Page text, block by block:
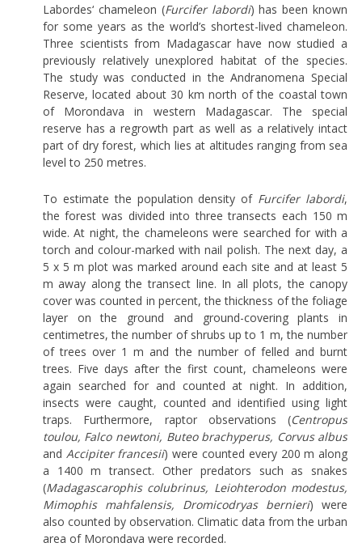
Labordes‘ chameleon (Furcifer labordi) has been known
for some years as the world’s shortest-lived chameleon.
Three scientists from Madagascar have now studied a
previously relatively unexplored habitat of the species.
The study was conducted in the Andranomena Special
Reserve, located about 30 km north of the coastal town
of Morondava in western Madagascar. The special
reserve has a regrowth part as well as a relatively intact
part of dry forest, which lies at altitudes ranging from sea
level to 250 metres.
To estimate the population density of Furcifer labordi,
the forest was divided into three transects each 150 m
wide. At night, the chameleons were searched for with a
torch and colour-marked with nail polish. The next day, a
5 x 5 m plot was marked around each site and at least 5
m away along the transect line. In all plots, the canopy
cover was counted in percent, the thickness of the foliage
layer on the ground and ground-covering plants in
centimetres, the number of shrubs up to 1 m, the number
of trees over 1 m and the number of felled and burnt
trees. Five days after the first count, chameleons were
again searched for and counted at night. In addition,
insects were caught, counted and identified using light
traps. Furthermore, raptor observations (Centropus
toulou, Falco newtoni, Buteo brachyperus, Corvus albus
and Accipiter francesii) were counted every 200 m along
a 1400 m transect. Other predators such as snakes
(Madagascarophis colubrinus, Leiohterodon modestus,
Mimophis mahfalensis, Dromicodryas bernieri) were
also counted by observation. Climatic data from the urban
area of Morondava were recorded.